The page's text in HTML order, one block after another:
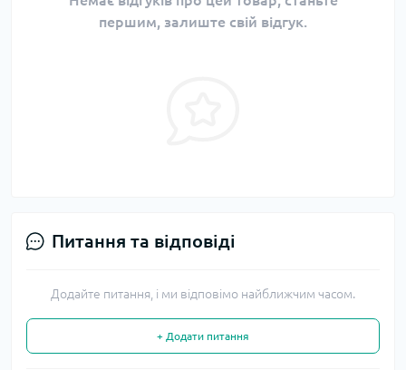
першим, залиште свій відгук.
Питання та відповіді
Додайте питання, і ми відповімо найближчим часом.
+ Додати питання